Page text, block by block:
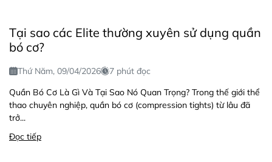
Tại sao các Elite thường xuyên sử dụng quần
bó cơ?
Thứ Năm, 09/04/2026
7 phút đọc
Quần Bó Cơ Là Gì Và Tại Sao Nó Quan Trọng? Trong thế giới thể
thao chuyên nghiệp, quần bó cơ (compression tights) từ lâu đã
trở...
Đọc tiếp